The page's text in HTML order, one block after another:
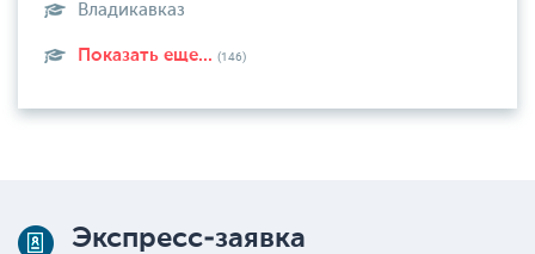
Владикавказ
Показать еще... (146)
Экспресс-заявка